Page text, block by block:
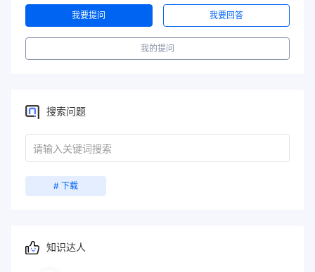
我要提问 我要回答
我的提问
搜索问题
# 下载
知识达人